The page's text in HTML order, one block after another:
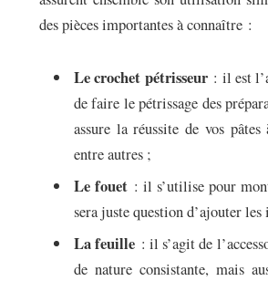
des pièces importantes à connaître :
Le crochet pétrisseur: il est
de faire le pétrissage des
assure la réussite de vos
entre autres ;
Le fouet : il s’utilise pour
sera juste question d’ajouter
La feuille : il s’agit de
de nature consistante, mais